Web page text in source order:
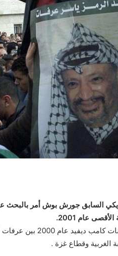
السابق جورش بوش أمر بالبحث
الأقصى عام 2001.
جاء المسعى الأمريكي
الغربية وقطاع غزة .